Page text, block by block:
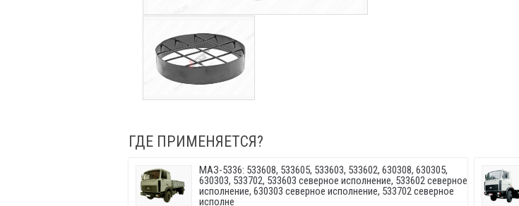
ГДЕ ПРИМЕНЯЕТСЯ?
МАЗ-5336: 533608, 533605, 533603, 533602, 630308, 630305,
630303, 533702, 533603 северное исполнение, 533602 северное
исполнение, 630303 северное исполнение, 533702 северное
исполне